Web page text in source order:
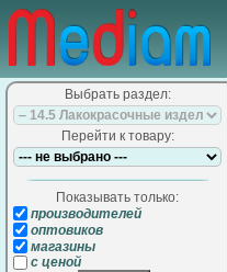
Выбрать раздел:
Перейти к товару:
Показывать только:
производителей
оптовиков
магазины
с ценой